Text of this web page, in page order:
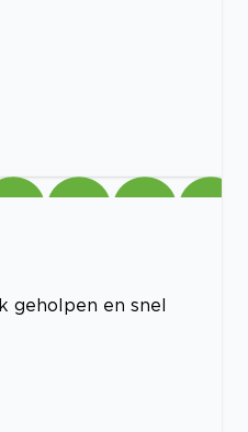
geholpen en snel